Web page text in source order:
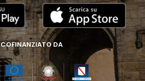
COFINANZIATO DA